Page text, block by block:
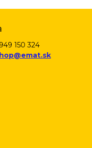
150 324